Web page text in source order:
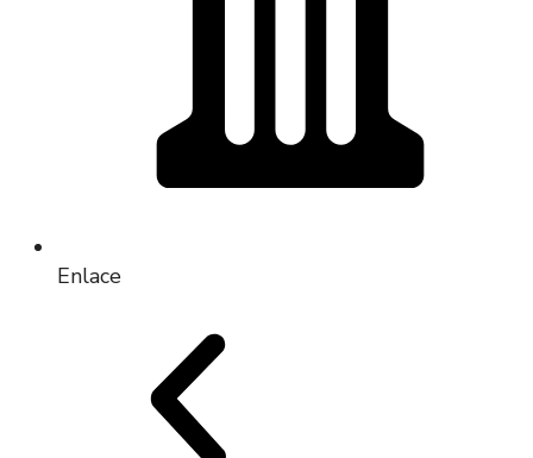
Enlace